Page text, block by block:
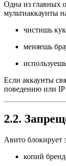
Одна из главных
мультиаккаунты
чистишь
меняешь
Если аккаунты
поведению или
2.2.
Авито блокирует
копий